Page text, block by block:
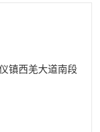
镇西羌大道南段